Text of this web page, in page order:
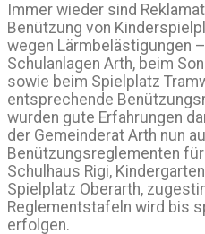
Immer wieder sind
Benützung von
wegen Lärmbelästigungen
Schulanlagen Arth, beim
sowie beim Spielplatz
entsprechende
wurden gute Erfahrungen
der Gemeinderat Arth nun
Benützungsreglementen
Schulhaus Rigi,
Spielplatz Oberarth,
Reglementstafeln wird bis
erfolgen.